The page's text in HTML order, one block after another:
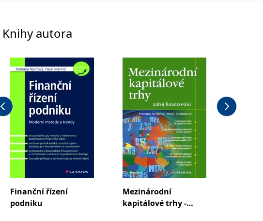
Knihy autora
Finanční řízení
podniku
Mezinárodní
kapitálové trhy -